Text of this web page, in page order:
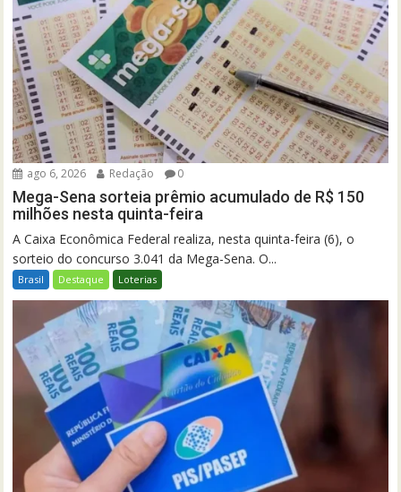
ago 6, 2026 Redação 0
Mega-Sena sorteia prêmio acumulado de R$ 150
milhões nesta quinta-feira
A Caixa Econômica Federal realiza, nesta quinta-feira (6), o
sorteio do concurso 3.041 da Mega-Sena. O...
Brasil Destaque Loterias